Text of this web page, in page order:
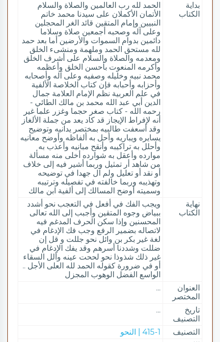
بداية
الكتاب
الحمد لله رب العالمين والصلاة والسلام
الأتمان الأكملان على سيدنا محمد خاتم
النبيين وإمام المتقين قائد الغر المحجلين
وعلى آله وصحبه أجمعين صلاة وسلاما
دائمين بدوام السموات والأرضين أما بعد حمد
لله مستحق الحمد وملهمة ومنشىء الخلق
ومعدمه والصلاة والسلام على أشرف الخلق
وأكرمه المنعوت بأحسن الخلق وأعظمه
محمد نبيه وخليله وصفيه وعلى آله وأصحابه
وأحزابه وأحبابه فإن كتاب الخلاصة الألفية
في علم العربية نظم الإمام العلامة جمال
الدين أبي عبد الله محمد بن مالك الطائي -
رحمه الله - كتاب صغر حجما وغزر علما غير
أنه لإفراط الإيجاز قد كاد يعد من جملة الألغاز
وقد أسعفت طالبيه بمختصر يدانيه وتوضيح
يسايره ويباريه وأحل به ألفاظه وأوضح معانيه
وأحلل به تراكيبه وأنقح مبانيه وأعذب به
موارده وأعقل به شوارده أخلى منه مسألة
من شاهد أر تمثيل وربما أشير فيه إلى خلاف
أو نقد أو تعليل ولم آل جهدا في توضيحه
وتهذيبه وربما خالفته في تفصيله وترتيبه
وسميته أوضح المسالك إلى ألفية ابن مالك
نهاية
الكتاب
ويجب الفك في أفعل في التعجب نحو أشدد
ببياض وجوه المتقين وأجبب إلى الله تعالى
المحسنين وإذا سكن الحرف المدغم فيه
لاتصاله بضمير الرفع وجب فك الإدغام في
لغة غير بكر بن وائل نحو جللت و قل إن
ضللت وشددنا أسرهم وقد يفك الإدغام في
غير ذلك شذوذا نحو لححت عينه وألل السقاء
أو في ضرورة كقوله الحمد لله العلى الأجل ..
الواسع الفضل الوهوب المجزل
العنوان
المختصر
...
تاريخ
التصنيف
...
التصنيف
415-1 | النحو